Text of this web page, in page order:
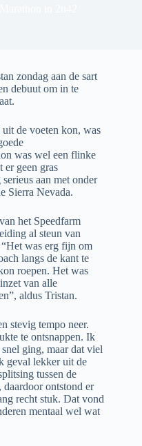
zondag aan de sart
debuut om in te
de voeten kon, was
was wel een flinke
er geen gras
aan met onder
Sierra Nevada.
het Speedfarm
al steun van
was erg fijn om
langs de kant te
roepen. Het was
van alle
aldus Tristan.
stevig tempo neer.
te ontsnappen. Ik
ging, maar dat viel
geval lekker uit de
tussen de
daardoor ontstond er
recht stuk. Dat vond
mentaal wel wat